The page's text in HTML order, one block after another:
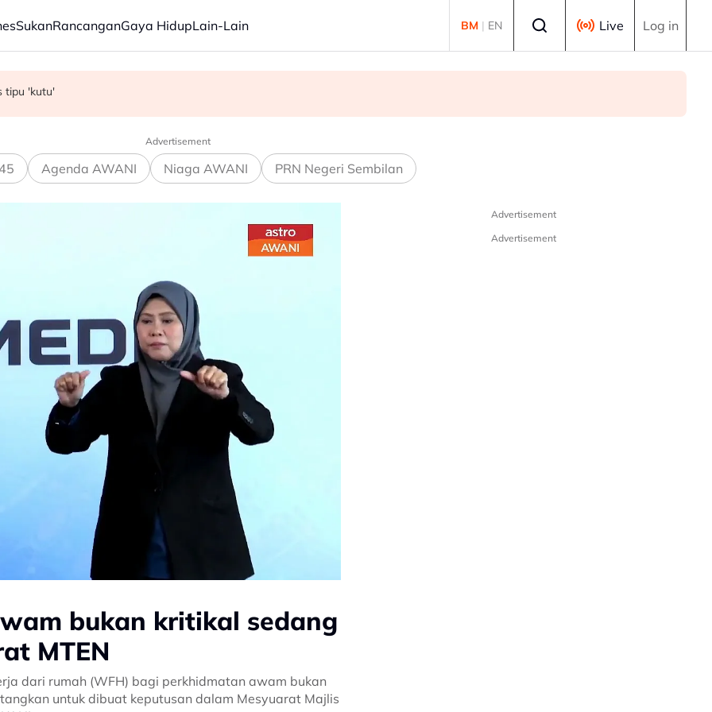
SukanRancanganGaya HidupLain-Lain BM | EN Live Log in
itu’ – Zahid
dibina di White House
tipu 'kutu'
Advertisement
Agenda AWANI Niaga AWANI PRN Negeri Sembilan
bukan kritikal sedang
MTEN
dari rumah (WFH) bagi perkhidmatan awam bukan
untuk dibuat keputusan dalam Mesyuarat Majlis
Advertisement
Advertisement